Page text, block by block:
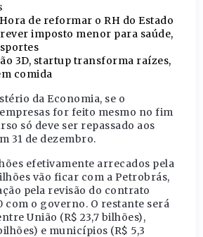
de reformar o RH do Estado
imposto menor para saúde,
3D, startup transforma raízes,
comida
da Economia, se o
for feito mesmo no fim
só deve ser repassado aos
31 de dezembro.
efetivamente arrecados pela
vão ficar com a Petrobrás,
pela revisão do contrato
com o governo. O restante será
União (R$ 23,7 bilhões),
e municípios (R$ 5,3